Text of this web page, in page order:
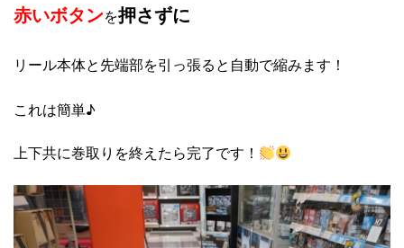
赤いボタンを押さずに
リール本体と先端部を引っ張ると 自動で縮みます！
これは簡単♪
上下共に巻取りを終えたら完了です！